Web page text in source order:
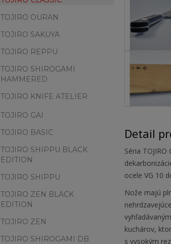
TOJIRO OURAN
TOJIRO SAKUYA
TOJIRO REPPU
TOJIRO SHIROGAMI
HAMMERED
TOJIRO KNIFE ATELIER
TOJIRO GAI
TOJIRO BASIC
TOJIRO SHIPPU BLACK
EDITION
TOJIRO SHIPPU
TOJIRO ZEN BLACK
EDITION
TOJIRO ZEN
TOJIRO SHIROGAMI DB
Detail
Séria
ocele VG 10
Nože majú
kuchárov,
s vysokým